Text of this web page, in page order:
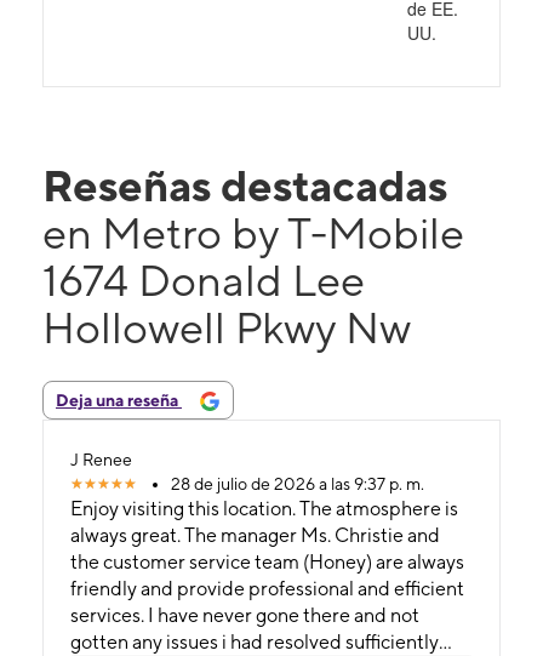
de EE.
UU.
Reseñas destacadas
en Metro by T-Mobile
1674 Donald Lee
Hollowell Pkwy Nw
Deja una reseña
J Renee
28 de julio de 2026 a las 9:37 p. m.
Enjoy visiting this location. The atmosphere is
always great. The manager Ms. Christie and
the customer service team (Honey) are always
friendly and provide professional and efficient
services. I have never gone there and not
gotten any issues i had resolved sufficiently